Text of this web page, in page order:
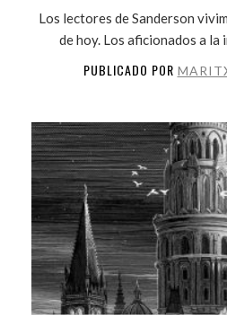
Los lectores de Sanderson
de hoy. Los aficionados a la
PUBLICADO POR